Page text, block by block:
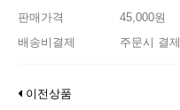
판매가격
45,000원
배송비결제
주문시 결제
이전상품